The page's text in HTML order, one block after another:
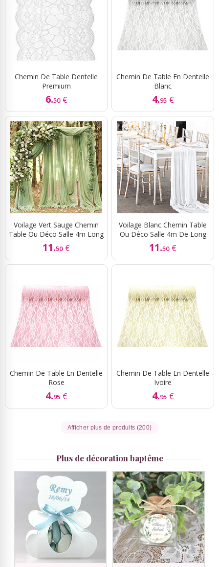
Chemin De Table Dentelle
Premium
6.50 €
Chemin De Table En Dentelle
Blanc
4.95 €
Voilage Vert Sauge Chemin
Table Ou Déco Salle 4m Long
11.50 €
Voilage Blanc Chemin Table
Ou Déco Salle 4m De Long
11.50 €
Chemin De Table En Dentelle
Rose
4.95 €
Chemin De Table En Dentelle
Ivoire
4.95 €
Afficher plus de produits (200)
Plus de décoration baptême